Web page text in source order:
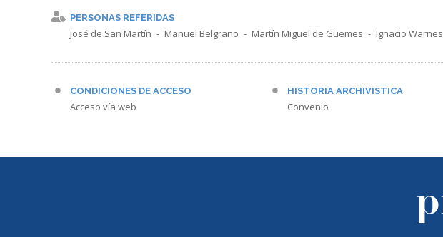
PERSONAS REFERIDAS
José de San Martín Manuel Belgrano Martín Miguel de Güemes Ignacio Warnes
CONDICIONES DE ACCESO
Acceso vía web
HISTORIA ARCHIVISTICA
Convenio